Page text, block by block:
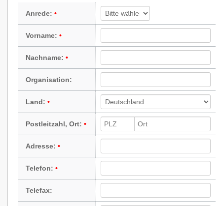
Anrede:
Vorname:
Nachname:
Organisation:
Land:
Postleitzahl, Ort:
Adresse:
Telefon:
Telefax: